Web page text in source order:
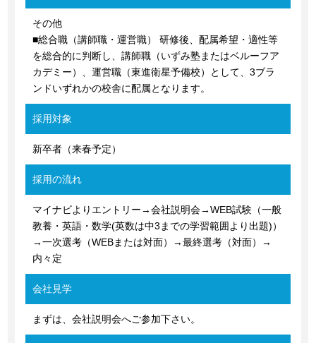
その他
■総合職（講師職・運営職） 研修後、配属希望・適性等
を総合的に判断し、講師職（いずみ塾またはベルーフア
カデミー）、運営職（東進衛星予備校）として、3ブラ
ンドいずれかの校舎に配属となります。
採用対象
新卒者（来春予定）
採用の流れ
マイナビよりエントリー→会社説明会→WEB試験（一般
教養・英語・数学(英数は中3までの学習範囲より出題)）
→一次選考（WEBまたは対面）→最終選考（対面）→
内々定
会社見学
まずは、会社説明会へご参加下さい。